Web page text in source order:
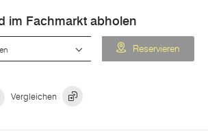
im Fachmarkt abholen
Reservieren
Vergleichen